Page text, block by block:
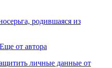
родившаяся из
Еще от автора
личные данные от